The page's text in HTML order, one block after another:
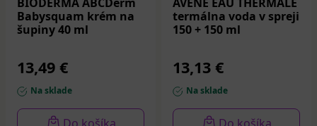
Babysquam krém na
šupiny 40 ml
13,49 €
Na sklade
termálna voda v spreji
150 + 150 ml
13,13 €
Na sklade